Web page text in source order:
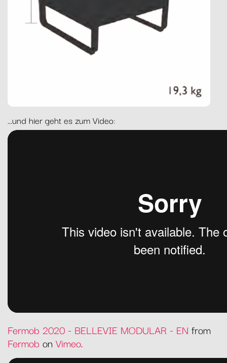
...und hier geht es zum Video:
Fermob 2020 - BELLEVIE MODULAR - EN from
Fermob on Vimeo.